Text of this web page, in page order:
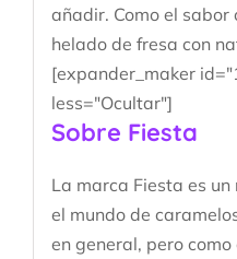
añadir. Como el
helado de fresa con
[expander_maker
less="Ocultar"]
Sobre Fiesta
La marca Fiesta es
el mundo de
en general, pero